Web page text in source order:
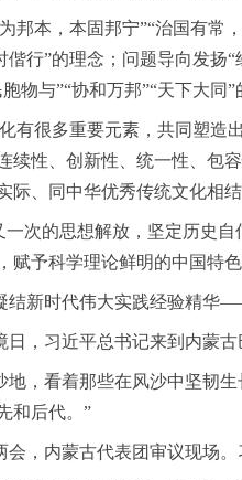
本，本固邦宁”“治国有常，
偕行”的理念；问题导向发扬
物与”“协和万邦”“天下大
很多重要元素，共同塑造
性、创新性、统一性、包
际、同中华优秀传统文化相
次的思想解放，坚定历史自
赋予科学理论鲜明的中国特
新时代伟大实践经验精华
，习近平总书记来到内蒙古
，看着那些在风沙中坚韧生
和后代。”
内蒙古代表团审议现场。